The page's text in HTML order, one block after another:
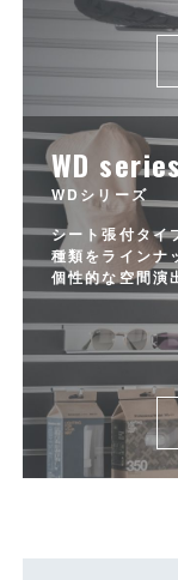
WD
WDシリーズ
シート張付タイ
種類をラインナ
個性的な空間演